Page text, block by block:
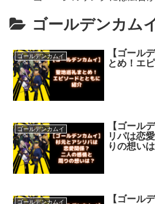
ゴールデンカム
ゴールデンカムイ
【ゴール
とめ！エ
ゴールデンカムイ
【ゴール
リパは恋
りの想い
ゴールデンカムイ
【ゴール